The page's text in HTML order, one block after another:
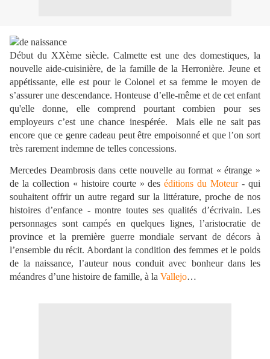
Début du XXème siècle. Calmette est une des domestiques, la
nouvelle aide-cuisinière, de la famille de la Herronière. Jeune et
appétissante, elle est pour le Colonel et sa femme le moyen de
s’assurer une descendance. Honteuse d’elle-même et de cet enfant
qu'elle donne, elle comprend pourtant combien pour ses
employeurs c’est une chance inespérée.
Mais elle ne sait pas
encore que ce genre cadeau peut être empoisonné et que l’on sort
très rarement indemne de telles concessions.
Mercedes Deambrosis dans cette nouvelle au format « étrange »
de la collection « histoire courte » des éditions du Moteur - qui
souhaitent offrir un autre regard sur la littérature, proche de nos
histoires d’enfance - montre toutes ses qualités d’écrivain. Les
personnages sont campés en quelques lignes, l’aristocratie de
province et la première guerre mondiale servant de décors à
l’ensemble du récit. Abordant la condition des femmes et le poids
de la naissance, l’auteur nous conduit avec bonheur dans les
méandres d’une histoire de famille, à la Vallejo…